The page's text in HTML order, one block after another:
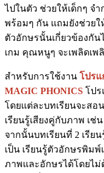
ไปในตัว ช่วยให้เด็กๆ จ
พร้อมๆ กัน แถมยังช่วยใ
ตัวอักษรนั้นเกี่ยวข้องกัน
เกม คุณหนูๆ จะเพลิดเพ
สำหรับการใช้งาน โปรแ
MAGIC PHONICS โปร
โดยแต่ละบทเรียนจะสอ
เรียนรู้เสียงคู่กับภาพ เช่
จากนั้นบทเรียนที่ 2 เรีย
เป็น เรียนรู้ตัวอักษรพิมพ์
ภาพและอักษรได้โดยไ